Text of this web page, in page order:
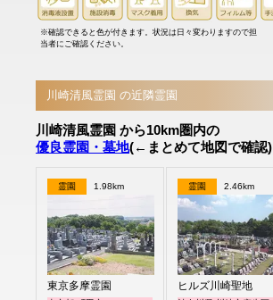
※確認できると色が付きます。状況は日々変わりますので担
当者にご確認ください。
川崎清風霊園 の近隣霊園
川崎清風霊園 から10km圏内の
優良霊園・墓地(←まとめて地図で確認)
霊園 1.98km
東京多摩霊園
霊園 2.46km
ヒルズ川崎聖地